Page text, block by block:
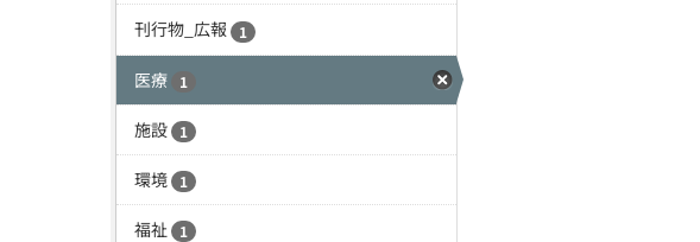
刊行物_広報 1
医療 1
施設 1
環境 1
福祉 1